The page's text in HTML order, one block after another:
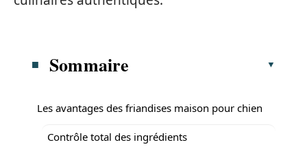
Sommaire
Les avantages des friandises maison pour chien
Contrôle total des ingrédients